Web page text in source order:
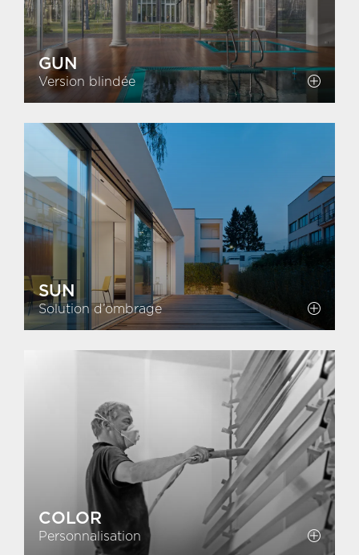
GUN
Version blindée
SUN
Solution d’ombrage
COLOR
Personnalisation